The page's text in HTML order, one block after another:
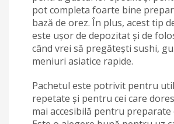
pot completa foarte bine
bază de orez. În plus, acest tip
este ușor de depozitat și de
când vrei să pregătești sushi,
meniuri asiatice rapide.
Pachetul este potrivit pentru
repetate și pentru cei care
mai accesibilă pentru preparate